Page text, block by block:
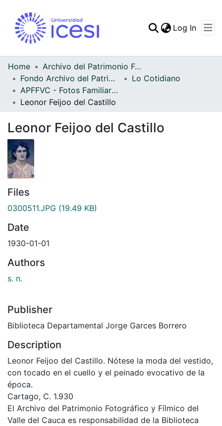
Statistics
Log In
Home
Archivo del Patrimonio Fotográfico y Fílmico del Valle del Cauca
Fondo Archivo del Patrimonio Fotográfico y Fílmico del Valle del Cauca
Lo Cotidiano
APFFVC - Fotos Familiares - Patrimonial
Leonor Feijoo del Castillo
Leonor Feijoo del Castillo
Files
0300511.JPG (19.49 KB)
Date
1930-01-01
Authors
s. n.
Publisher
Biblioteca Departamental Jorge Garces Borrero
Description
Leonor Feijoo del Castillo. Nótese la moda del vestido,
con tocado en el cuello y el peinado evocativo de la
época.
Cartago, C. 1.930
El Archivo del Patrimonio Fotográfico y Fílmico del
Valle del Cauca es responsabilidad de la Biblioteca